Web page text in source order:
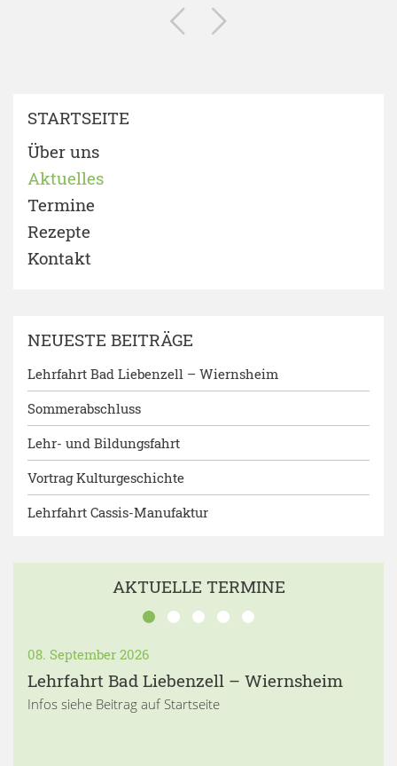
STARTSEITE
Über uns
Aktuelles
Termine
Rezepte
Kontakt
NEUESTE BEITRÄGE
Lehrfahrt Bad Liebenzell – Wiernsheim
Sommerabschluss
Lehr- und Bildungsfahrt
Vortrag Kulturgeschichte
Lehrfahrt Cassis-Manufaktur
AKTUELLE TERMINE
08. September 2026
Lehrfahrt Bad Liebenzell – Wiernsheim
Infos siehe Beitrag auf Startseite